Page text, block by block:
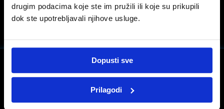
drugim podacima koje ste im pružili ili koje su prikupili
dok ste upotrebljavali njihove usluge.
Dopusti sve
Prilagodi
PRIJAŠNJA OBJAVA
SLIJEDEĆA OBJAVA
Facebook